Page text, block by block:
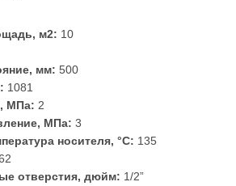
м2: 10
мм: 500
1081
МПа: 2
МПа: 3
носителя, °С: 135
отверстия, дюйм: 1/2”